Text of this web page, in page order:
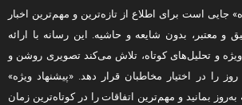
جایی است برای اطلاع از تازه‌ترین و مهم‌ترین اخبار
و معتبر، بدون شایعه و حاشیه. این رسانه با ارائه
و تحلیل‌های کوتاه، تلاش می‌کند تصویری روشن و
روز را در اختیار مخاطبان قرار دهد. «پیشنهاد ویژه»
بمانید و مهم‌ترین اتفاقات را در کوتاه‌ترین زمان